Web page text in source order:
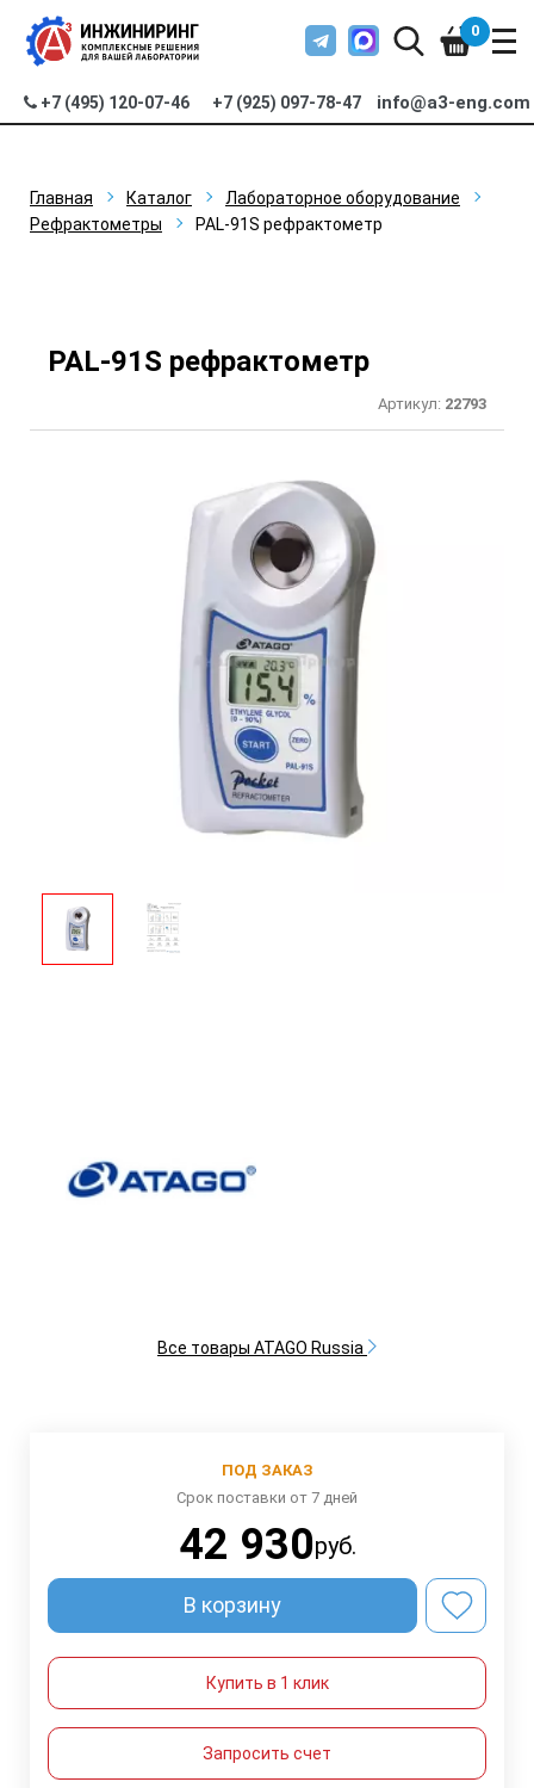
+7 (495) 120-07-46 +7 (925) 097-78-47 info@a3-eng.com
0
Главная Каталог
Лабораторное оборудование
Рефрактометры
PAL-91S рефрактометр
PAL-91S рефрактометр
Артикул: 22793
Все товары ATAGO Russia
ПОД ЗАКАЗ
Срок поставки от 7 дней
42 930руб.
В корзину
Купить в 1 клик
Запросить счет